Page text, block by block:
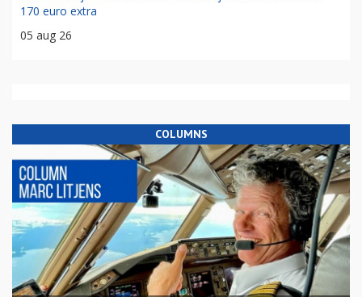
170 euro extra
05 aug 26
COLUMNS